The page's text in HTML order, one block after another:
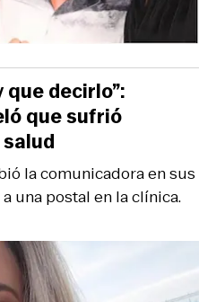
la comunicadora en sus
una postal en la clínica.
que decirlo”:
que sufrió